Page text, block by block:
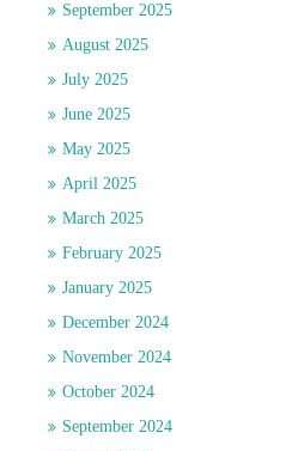
September 2025
August 2025
July 2025
June 2025
May 2025
April 2025
March 2025
February 2025
January 2025
December 2024
November 2024
October 2024
September 2024